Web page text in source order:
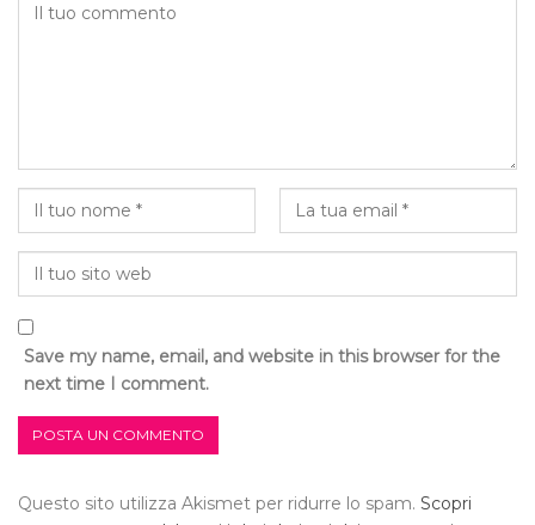
Save my name, email, and website in this browser for the
next time I comment.
Questo sito utilizza Akismet per ridurre lo spam. Scopri